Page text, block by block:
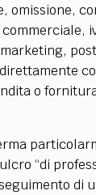
omissione,
o
“di
di